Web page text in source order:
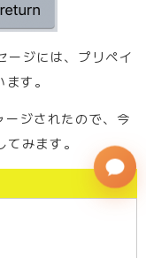
ジには、プリペイ
す。
ジされたので、今
みます。